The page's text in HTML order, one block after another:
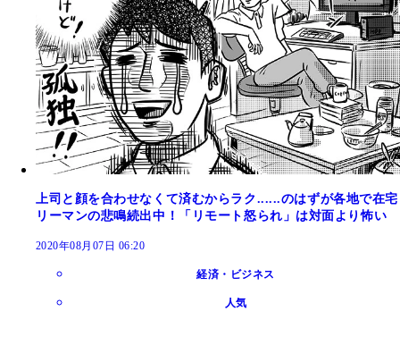
上司と顔を合わせなくて済むからラク......のはずが各地で在宅
リーマンの悲鳴続出中！「リモート怒られ」は対面より怖い
2020年08月07日 06:20
経済・ビジネス
人気